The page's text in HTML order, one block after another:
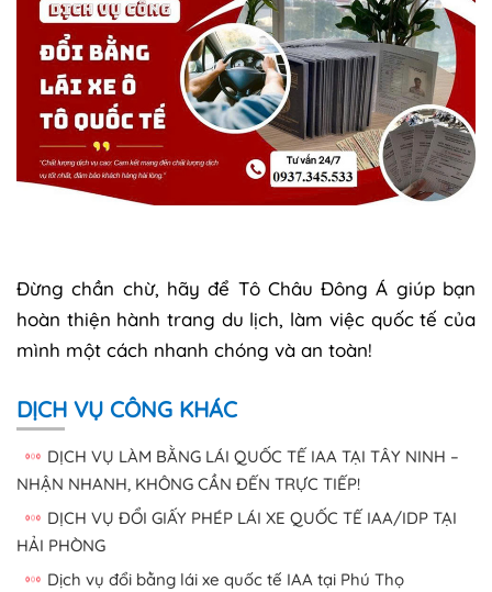
Đừng chần chừ, hãy để Tô Châu Đông Á giúp bạn
hoàn thiện hành trang du lịch, làm việc quốc tế của
mình một cách nhanh chóng và an toàn!
DỊCH VỤ CÔNG KHÁC
DỊCH VỤ LÀM BẰNG LÁI QUỐC TẾ IAA TẠI TÂY NINH –
NHẬN NHANH, KHÔNG CẦN ĐẾN TRỰC TIẾP!
DỊCH VỤ ĐỔI GIẤY PHÉP LÁI XE QUỐC TẾ IAA/IDP TẠI
HẢI PHÒNG
Dịch vụ đổi bằng lái xe quốc tế IAA tại Phú Thọ